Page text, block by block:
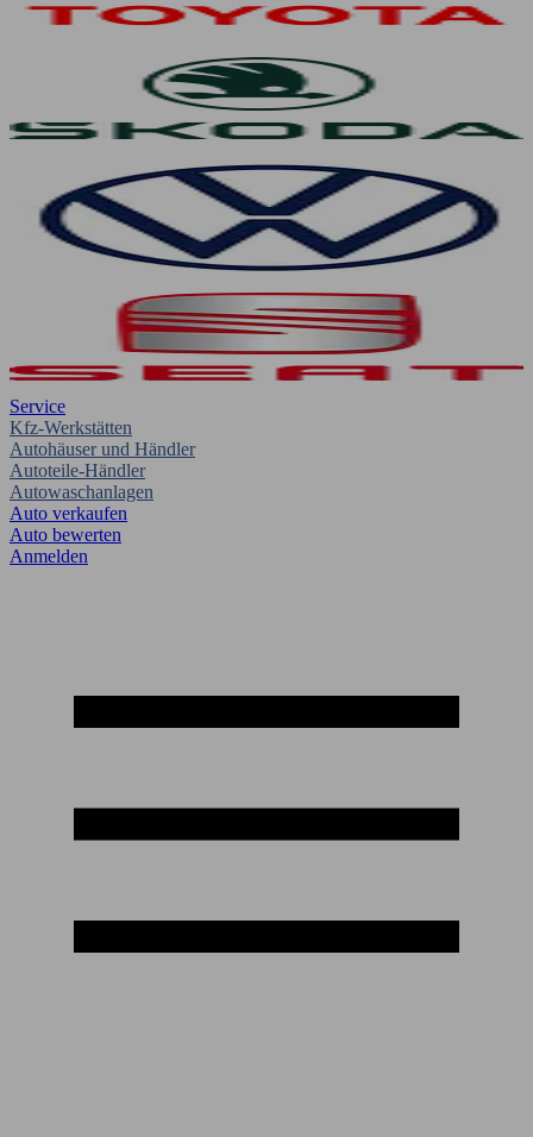
Service
Kfz-Werkstätten
Autohäuser und Händler
Autoteile-Händler
Autowaschanlagen
Auto verkaufen
Auto bewerten
Anmelden